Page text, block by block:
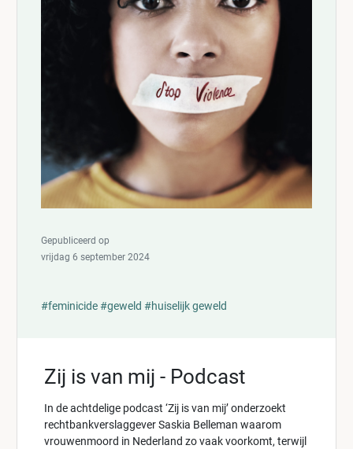
Gepubliceerd op
vrijdag 6 september 2024
#feminicide#geweld #huiselijk geweld
Zij is van mij - Podcast
In de achtdelige podcast ‘Zij is van mij’ onderzoekt
rechtbankverslaggever Saskia Belleman waarom
vrouwenmoord in Nederland zo vaak voorkomt, terwijl